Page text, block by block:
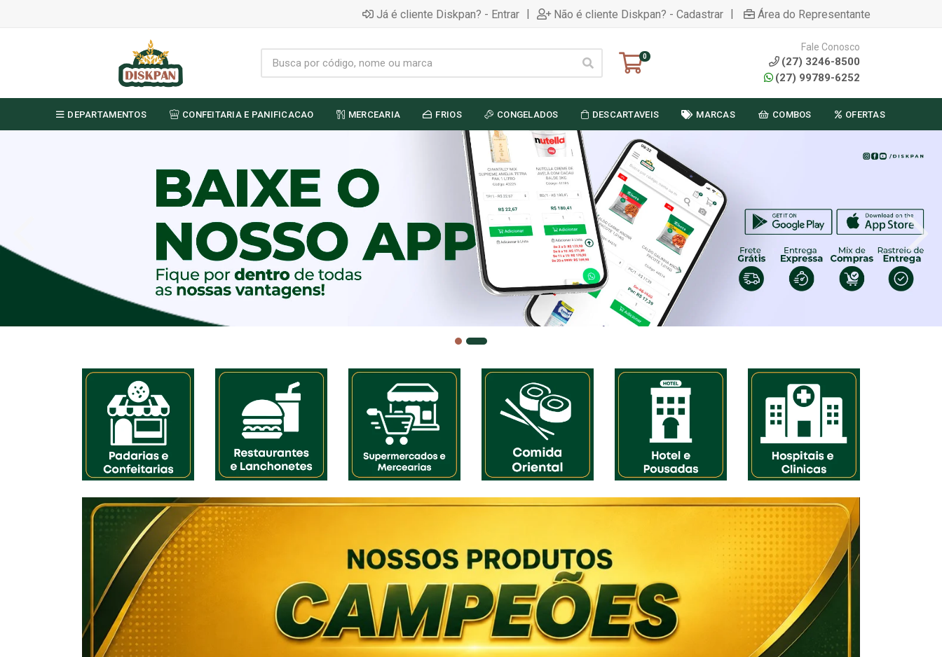
Já é cliente Diskpan? - Entrar | Não é cliente Diskpan? - Cadastrar | Área do Representante
0
Fale Conosco
(27) 3246-8500
(27) 99789-6252
DEPARTAMENTOS CONFEITARIA E PANIFICACAO MERCEARIA FRIOS CONGELADOS DESCARTAVEIS MARCAS COMBOS OFERTAS